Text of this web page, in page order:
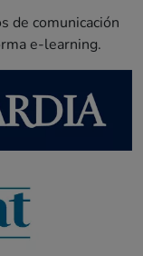
de comunicación
e-learning.